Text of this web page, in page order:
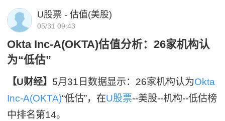
U股票 - 估值(美股)
05/31 09:43
Okta Inc-A(OKTA)估值分析：26家机构认
为“低估”
【U财经】 5月31日数据显示：26家机构认为Okta
Inc-A(OKTA)“低估”，在U股票--美股--机构--低估榜
中排名第14。